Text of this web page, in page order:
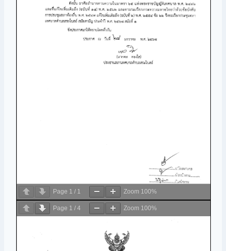
Page 1 / 1 Zoom 100%
Page 1 / 4 Zoom 100%